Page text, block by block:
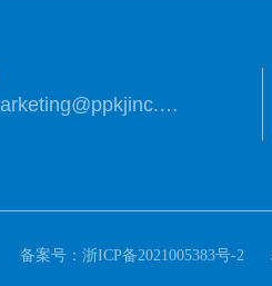
ppkjmarketing@ppkjinc.com
备案号： 浙ICP备2021005383号-2